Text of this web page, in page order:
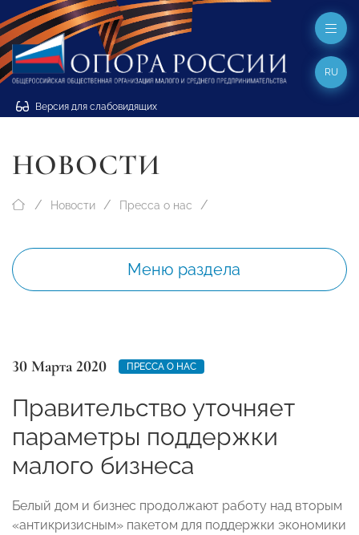
Версия для слабовидящих
RU
НОВОСТИ
Новости Пресса о нас
Меню раздела
30 Марта 2020 ПРЕССА О НАС
Правительство уточняет
параметры поддержки
малого бизнеса
Белый дом и бизнес продолжают работу над вторым
«антикризисным» пакетом для поддержки экономики